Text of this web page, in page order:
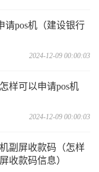
请pos机（建设银行
2024-12-09 00:00:03
样可以申请pos机
2024-12-09 00:00:03
副屏收款码（怎样
收款码信息）